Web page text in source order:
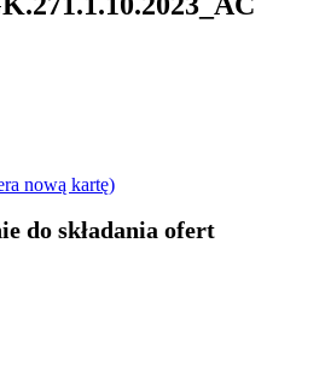
nową kartę)
do składania ofert